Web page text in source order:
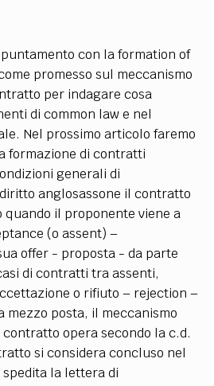
con la formation of
promesso sul meccanismo
per indagare cosa
di common law e nel
Nel prossimo articolo faremo
formazione di contratti
generali di
anglosassone il contratto
quando il proponente viene a
(o assent) –
offer - proposta - da parte
di contratti tra assenti,
o rifiuto – rejection –
mezzo posta, il meccanismo
opera secondo la c.d.
si considera concluso nel
la lettera di